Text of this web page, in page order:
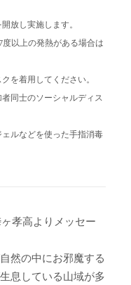
放し実施します。
以上の発熱がある場合は
を着用してください。
同士のソーシャルディス
ルなどを使った手指消毒
孝高よりメッセー
然の中にお邪魔する
息している山域が多